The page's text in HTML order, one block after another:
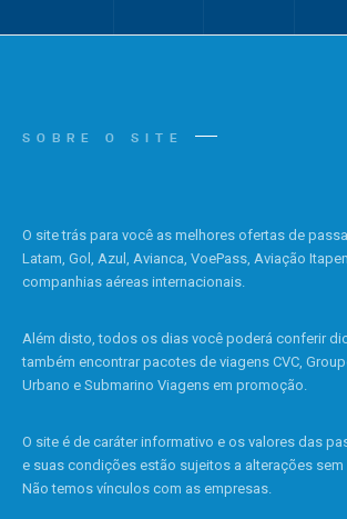
SOBRE O SITE
O site trás para você as melhores ofertas de
Latam, Gol, Azul, Avianca, VoePass, Aviação
companhias aéreas internacionais.
Além disto, todos os dias você poderá conferir
também encontrar pacotes de viagens CVC,
Urbano e Submarino Viagens em promoção.
O site é de caráter informativo e os valores das
e suas condições estão sujeitos a alterações sem
Não temos vínculos com as empresas.